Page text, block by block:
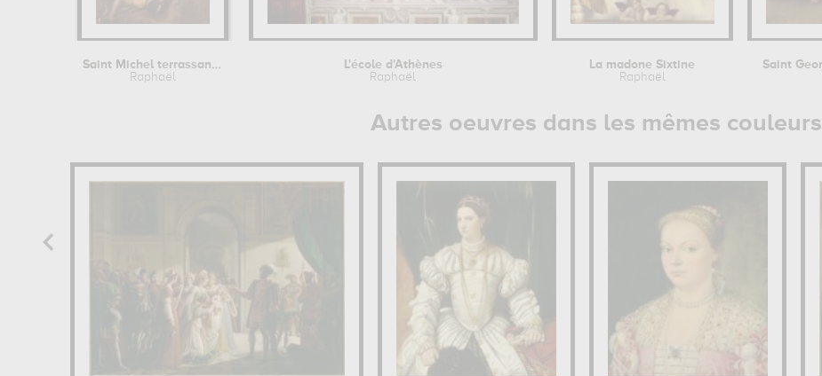
Saint Michel terrassant le démon dit...
Raphaël
L'école d'Athènes
Raphaël
La madone Sixtine
Raphaël
Autres oeuvres dans les mêmes couleurs